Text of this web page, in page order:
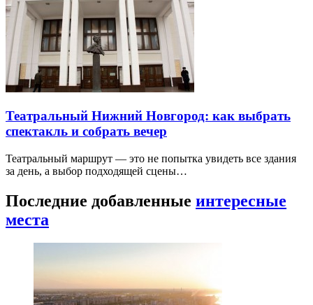
Театральный Нижний Новгород: как выбрать
спектакль и собрать вечер
Театральный маршрут — это не попытка увидеть все здания
за день, а выбор подходящей сцены…
Последние добавленные интересные
места